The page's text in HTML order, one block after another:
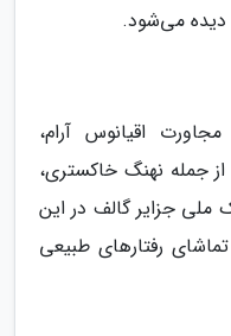
اقیانوس آرام،
جمله نهنگ خاکستری،
جزایر گالف در این
رفتارهای طبیعی